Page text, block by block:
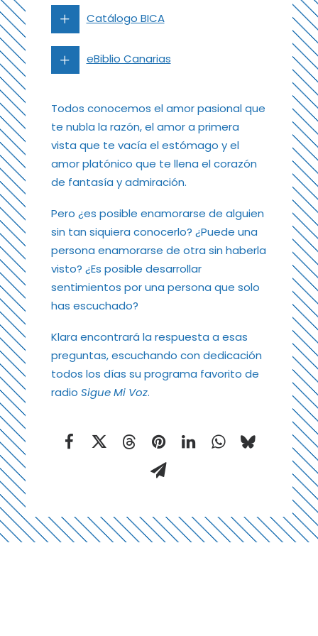
Catálogo BICA
eBiblio Canarias
Todos conocemos el amor pasional que
te nubla la razón, el amor a primera
vista que te vacía el estómago y el
amor platónico que te llena el corazón
de fantasía y admiración.
Pero ¿es posible enamorarse de alguien
sin tan siquiera conocerlo? ¿Puede una
persona enamorarse de otra sin haberla
visto? ¿Es posible desarrollar
sentimientos por una persona que solo
has escuchado?
Klara encontrará la respuesta a esas
preguntas, escuchando con dedicación
todos los días su programa favorito de
radio Sigue Mi Voz.